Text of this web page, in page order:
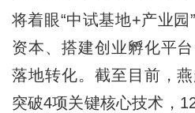
将着眼“中试基地+产业
资本、搭建创业孵化平
落地转化。截至目前，
突破4项关键核心技术，